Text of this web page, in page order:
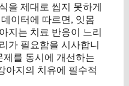
을 제대로 씹지 못하게
이터에 따르면, 잇몸
지는 치료 반응이 느리
가 필요함을 시사합니
제를 동시에 개선하는
아지의 치유에 필수적